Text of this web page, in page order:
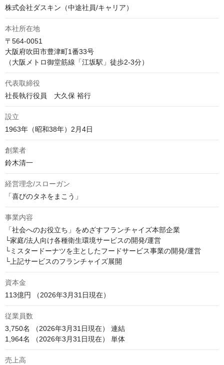
株式会社ダスキン（中途社員/キャリア）
本社所在地
〒564-0051
大阪府吹田市豊津町1番33号
（大阪メトロ御堂筋線「江坂駅」徒歩2-3分）
代表取締役
社長執行役員　大久保 裕行
設立
1963年（昭和38年）2月4日
創業者
鈴木清一
経営理念/スローガン
「喜びのタネをまこう」
事業内容
「社会へのお役立ち」をめざすフランチャイズ本部企業
└家庭/法人向け各種衛生環境サービスの開発/運営
└ミスタードーナツを主としたフードサービス事業の開発/運営
└上記サービスのフランチャイズ展開
資本金
113億円 （2026年3月31日現在）
従業員数
3,750名 （2026年3月31日現在） 連結
1,964名 （2026年3月31日現在） 単体
売上高